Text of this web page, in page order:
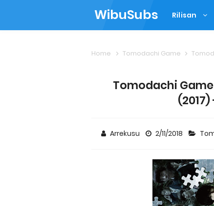
WibuSubs Rilisan
Home Tomodachi Game
Tomodachi Game
Arrekusu 2/11/2018